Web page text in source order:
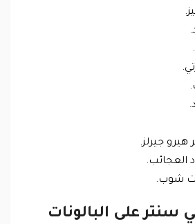
جيرلز.
العجائب.
شوب.
سنتر على البالونات